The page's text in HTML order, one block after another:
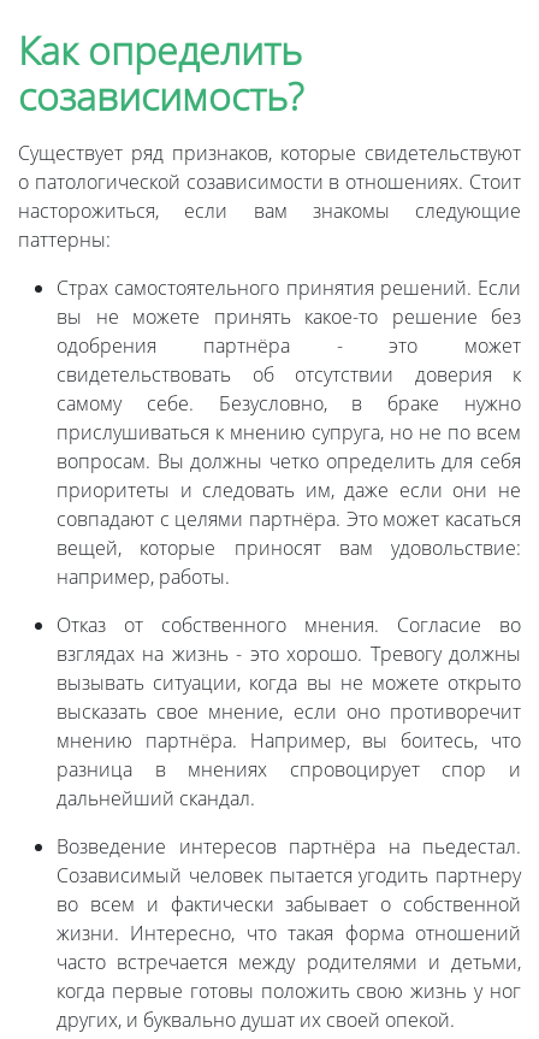
Как определить
созависимость?
Существует ряд признаков, которые свидетельствуют
о патологической созависимости в отношениях. Стоит
насторожиться, если вам знакомы следующие
паттерны:
Страх самостоятельного принятия решений. Если
вы не можете принять какое-то решение без
одобрения партнёра - это может
свидетельствовать об отсутствии доверия к
самому себе. Безусловно, в браке нужно
прислушиваться к мнению супруга, но не по всем
вопросам. Вы должны четко определить для себя
приоритеты и следовать им, даже если они не
совпадают с целями партнёра. Это может касаться
вещей, которые приносят вам удовольствие:
например, работы.
Отказ от собственного мнения. Согласие во
взглядах на жизнь - это хорошо. Тревогу должны
вызывать ситуации, когда вы не можете открыто
высказать свое мнение, если оно противоречит
мнению партнёра. Например, вы боитесь, что
разница в мнениях спровоцирует спор и
дальнейший скандал.
Возведение интересов партнёра на пьедестал.
Созависимый человек пытается угодить партнеру
во всем и фактически забывает о собственной
жизни. Интересно, что такая форма отношений
часто встречается между родителями и детьми,
когда первые готовы положить свою жизнь у ног
других, и буквально душат их своей опекой.